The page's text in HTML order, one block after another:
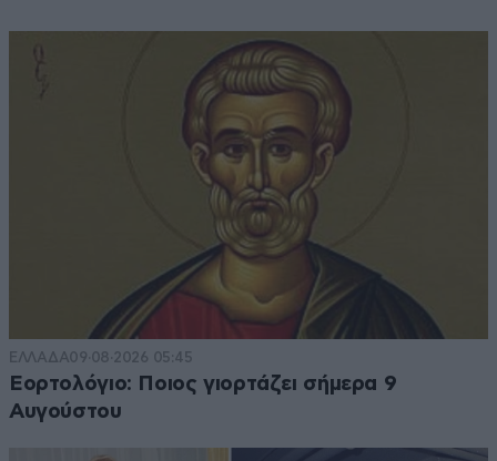
ΕΛΛΑΔΑ09·08·2026 05:45
Εορτολόγιο: Ποιος γιορτάζει σήμερα 9
Αυγούστου